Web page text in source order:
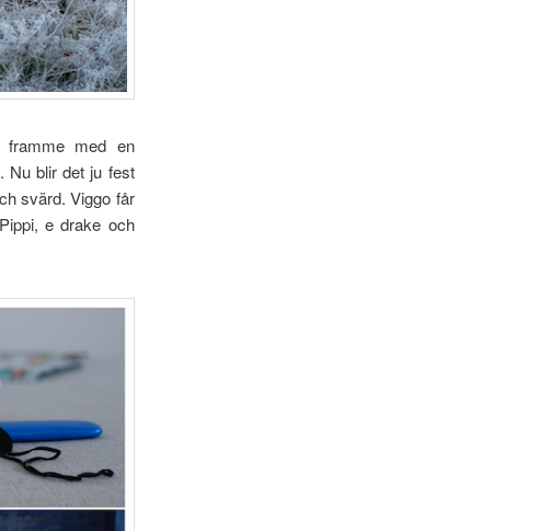
med en
Nu blir det ju fest
svärd. Viggo får
e drake och